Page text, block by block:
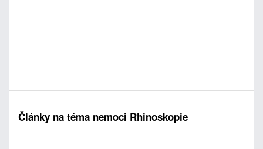
Články na téma nemoci Rhinoskopie